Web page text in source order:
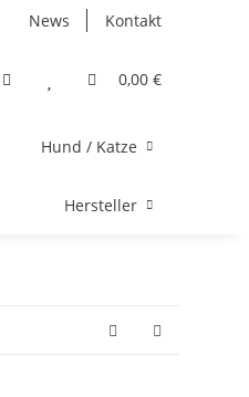
News Kontakt
0,00 €
Hund / Katze
Hersteller